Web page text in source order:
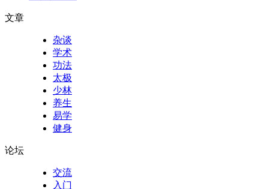
文章
杂谈
学术
功法
太极
少林
养生
易学
健身
论坛
交流
入门